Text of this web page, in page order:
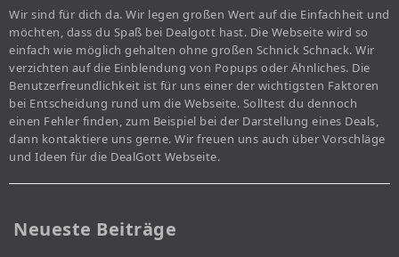
Wir sind für dich da. Wir legen großen Wert auf die Einfachheit und
möchten, dass du Spaß bei Dealgott hast. Die Webseite wird so
einfach wie möglich gehalten ohne großen Schnick Schnack. Wir
verzichten auf die Einblendung von Popups oder Ähnliches. Die
Benutzerfreundlichkeit ist für uns einer der wichtigsten Faktoren
bei Entscheidung rund um die Webseite. Solltest du dennoch
einen Fehler finden, zum Beispiel bei der Darstellung eines Deals,
dann kontaktiere uns gerne. Wir freuen uns auch über Vorschläge
und Ideen für die DealGott Webseite.
Neueste Beiträge